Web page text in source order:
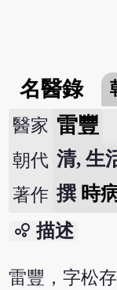
名醫錄
醫家 雷豐
朝代 清, 生
著作 撰 時
bubble_chart 描述
雷豐，字松